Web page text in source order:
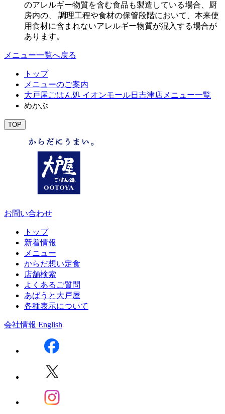
のアレルギー物質を含む食品も製造している場合、厨
房内の、 調理工程や食材の保管段階において、本来使
用食材に含まれないアレルギー物質が混入する場合が
あります。
メニュー一覧へ戻る
トップ
メニューのご案内
大戸屋ごはん処 イオンモール日吉津店メニュー一覧
めかぶ
TOP
お問い合わせ
トップ
新着情報
メニュー
からだ想い定食
店舗検索
よくあるご質問
あばうと大戸屋
各種表示について
会社情報 English